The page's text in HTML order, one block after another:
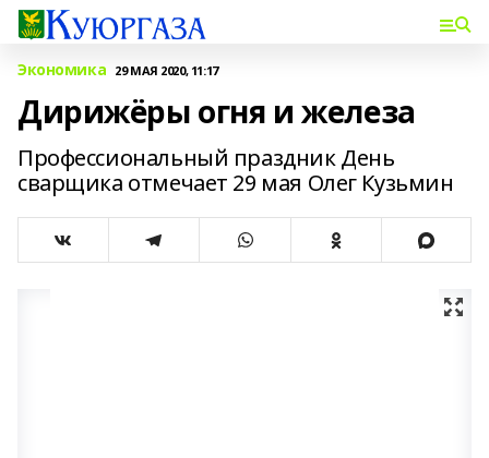
Экономика 29 МАЯ 2020, 11:17
Дирижёры огня и железа
Профессиональный праздник День
сварщика отмечает 29 мая Олег Кузьмин